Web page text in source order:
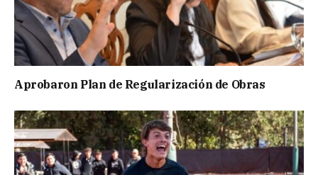
Aprobaron Plan de Regularización de Obras